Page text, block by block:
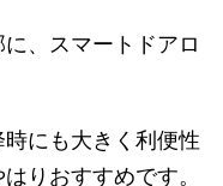
、スマートドアロ
にも大きく利便性
りおすすめです。